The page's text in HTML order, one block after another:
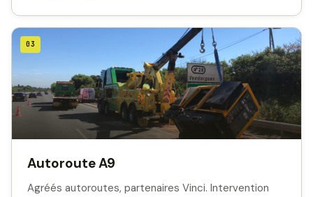
03
Autoroute A9
Agréés autoroutes, partenaires Vinci. Intervention